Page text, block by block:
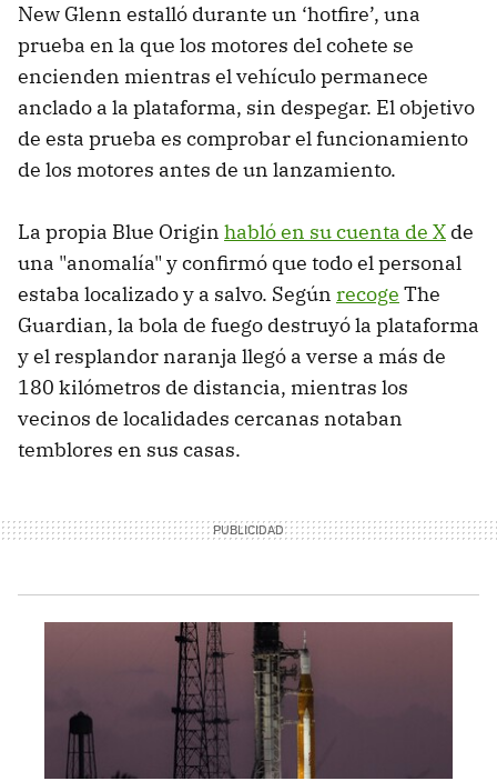
New Glenn estalló durante un ‘hotfire’, una
prueba en la que los motores del cohete se
encienden mientras el vehículo permanece
anclado a la plataforma, sin despegar. El objetivo
de esta prueba es comprobar el funcionamiento
de los motores antes de un lanzamiento.
La propia Blue Origin habló en su cuenta de X de
una "anomalía" y confirmó que todo el personal
estaba localizado y a salvo. Según recoge The
Guardian, la bola de fuego destruyó la plataforma
y el resplandor naranja llegó a verse a más de
180 kilómetros de distancia, mientras los
vecinos de localidades cercanas notaban
temblores en sus casas.